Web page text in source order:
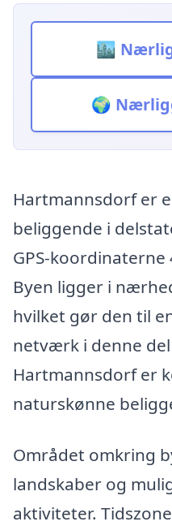
🏙️
🌍
Hartmannsdorf er
beliggende i
GPS-koordinaterne
Byen ligger i
hvilket gør den til
netværk i denne
Hartmannsdorf er
naturskønne
Området omkring
landskaber og
aktiviteter.